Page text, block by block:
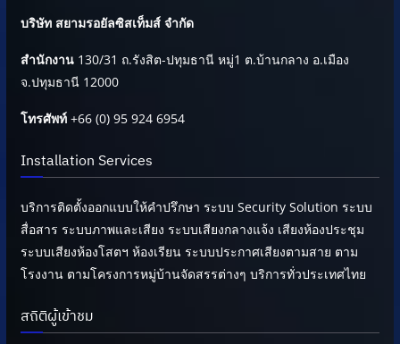
บริษัท สยามรอยัลซิสเท็มส์ จำกัด
สำนักงาน130/31 ถ.รังสิต-ปทุมธานี หมู่1 ต.บ้านกลาง อ.เมือง
จ.ปทุมธานี 12000
โทรศัพท์+66 (0) 95 924 6954
Installation Services
บริการติดตั้งออกแบบให้คำปรึกษา ระบบ Security Solution ระบบ
สื่อสาร ระบบภาพและเสียง ระบบเสียงกลางแจ้ง เสียงห้องประชุม
ระบบเสียงห้องโสตฯ ห้องเรียน ระบบประกาศเสียงตามสาย ตาม
โรงงาน ตามโครงการหมู่บ้านจัดสรรต่างๆ บริการทั่วประเทศไทย
สถิติผู้เข้าชม